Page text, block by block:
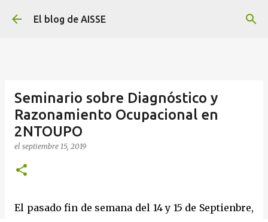
Ir al contenido principal
El blog de AISSE
Seminario sobre Diagnóstico y
Razonamiento Ocupacional en
2NTOUPO
el septiembre 15, 2019
El pasado fin de semana del 14 y 15 de Septienbre,